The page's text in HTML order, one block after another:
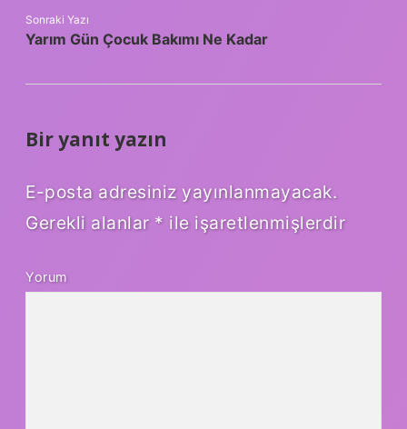
Sonraki Yazı
Yarım Gün Çocuk Bakımı Ne Kadar
Bir yanıt yazın
E-posta adresiniz yayınlanmayacak.
Gerekli alanlar * ile işaretlenmişlerdir
Yorum